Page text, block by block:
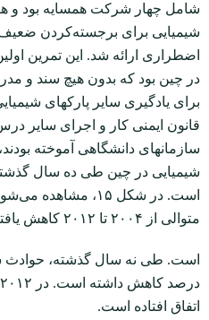
شامل چهار شرکت همسایه بود و
شیمیایی برای برجسته‌کردن
اضطراری ارائه شد. این تمرین
در چین بود که بدون هیچ سند و
برای یادگیری سایر پارک‏های
قانون ایمنی کار و اجرای سایر
سازمان‏های دانشگاهی آموخته
شیمیایی در چین طی ده سال
است. در شکل ۱۵،
متوالی از ۲۰۰۴ تا ۲۰۱۲ کاهش یافته
اتفاق افتاده است.